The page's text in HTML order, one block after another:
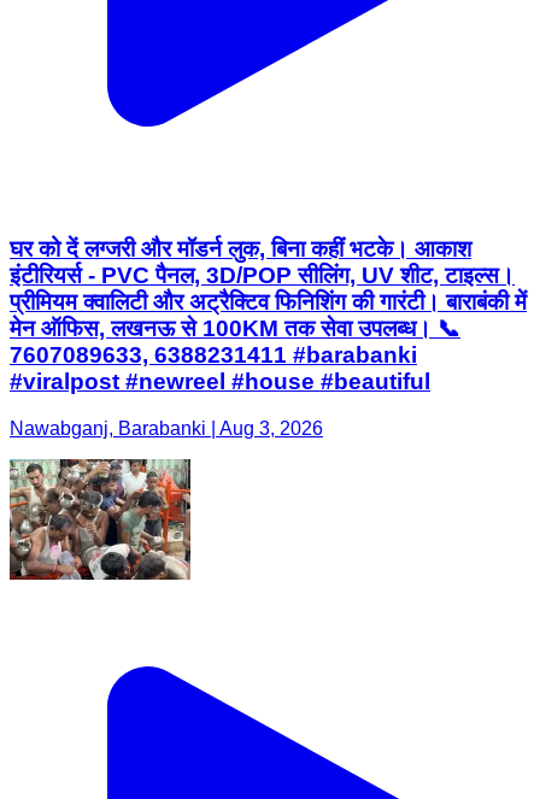
घर को दें लग्जरी और मॉडर्न लुक, बिना कहीं भटके। आकाश
इंटीरियर्स - PVC पैनल, 3D/POP सीलिंग, UV शीट, टाइल्स।
प्रीमियम क्वालिटी और अट्रैक्टिव फिनिशिंग की गारंटी। बाराबंकी में
मेन ऑफिस, लखनऊ से 100KM तक सेवा उपलब्ध। 📞
7607089633, 6388231411 #barabanki
#viralpost #newreel #house #beautiful
Nawabganj, Barabanki | Aug 3, 2026